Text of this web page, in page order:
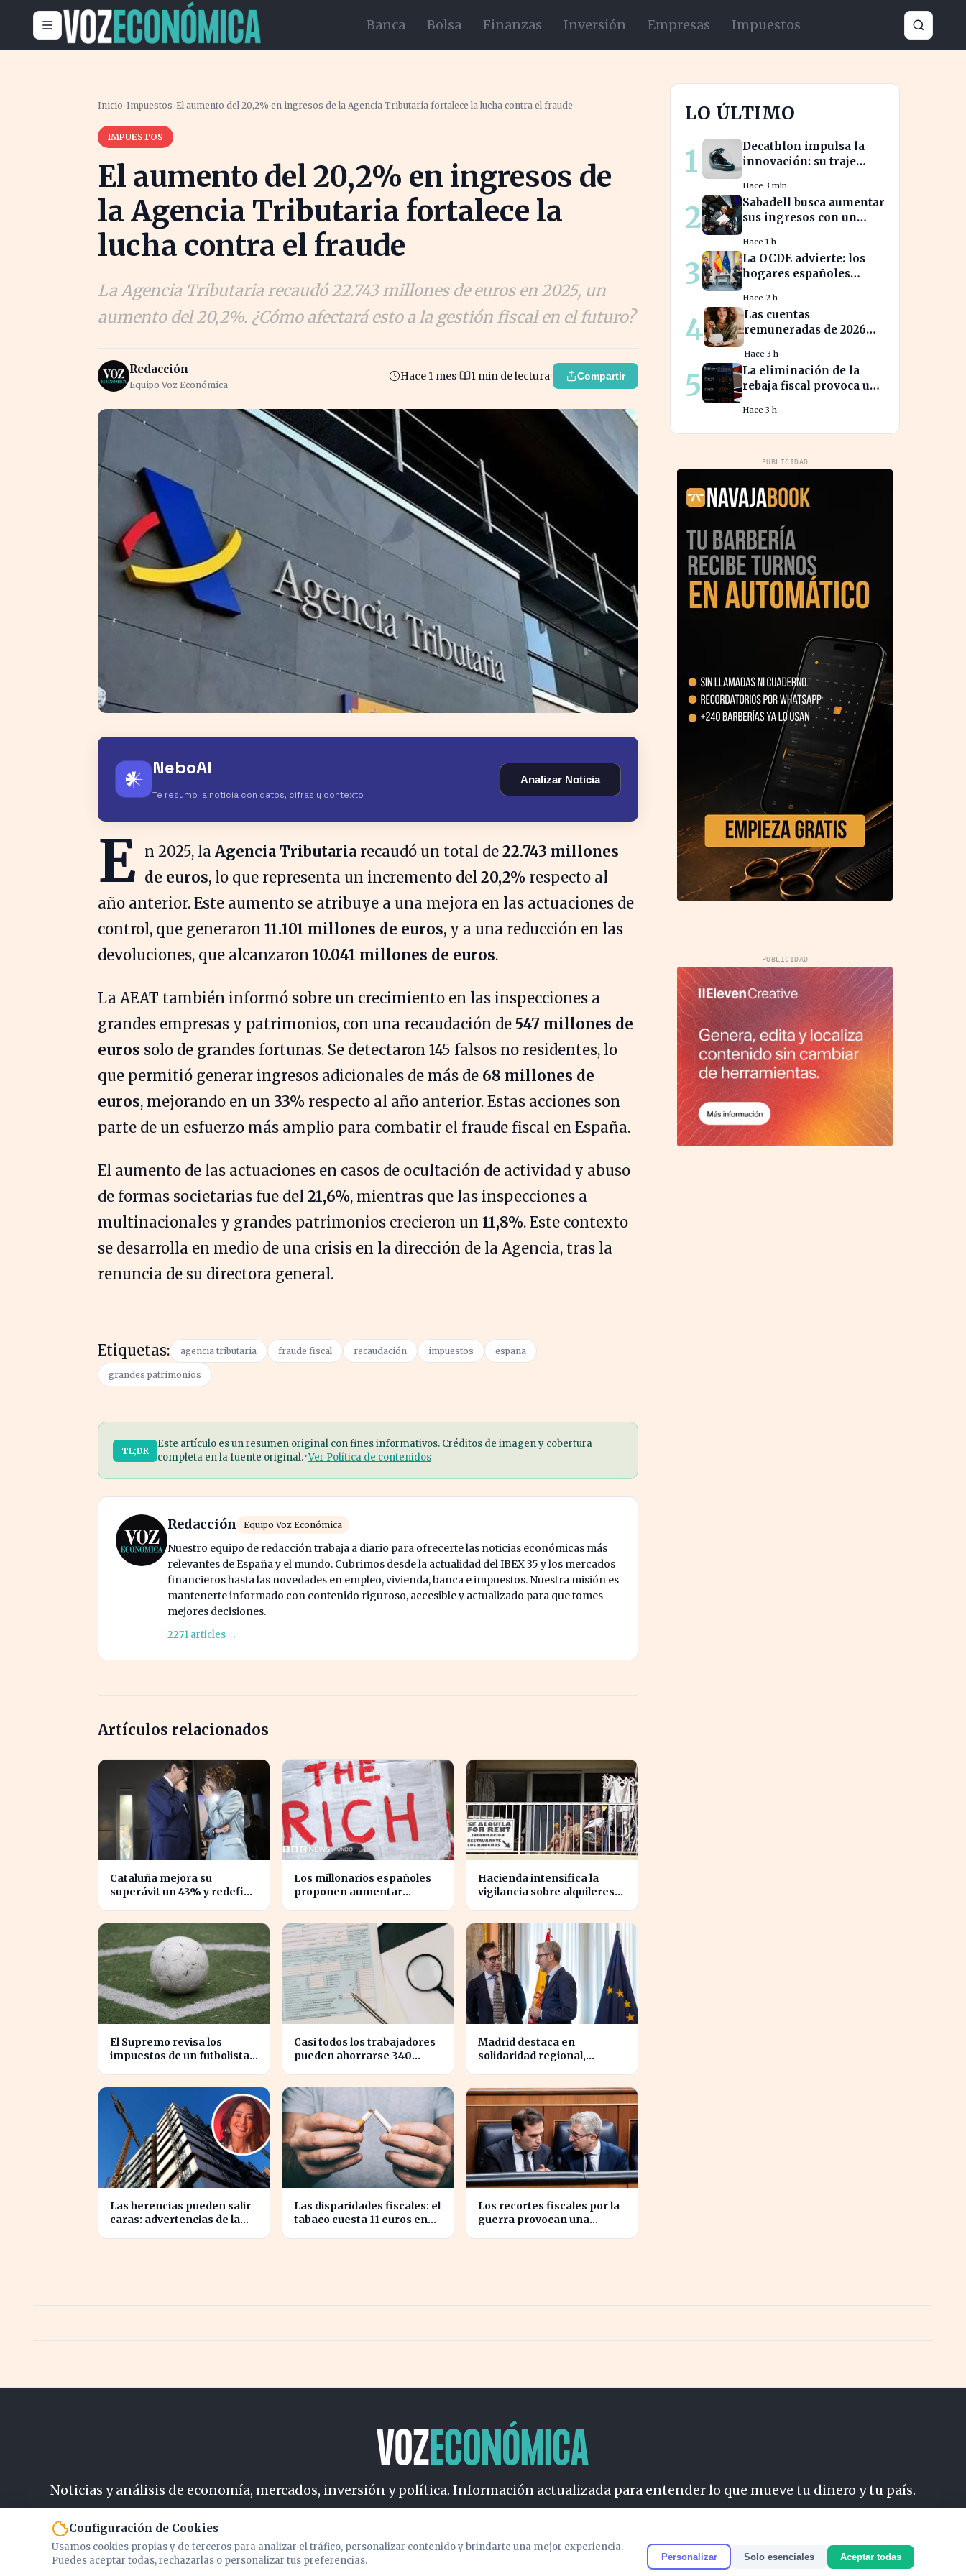
Banca Bolsa Finanzas Inversión Empresas Impuestos
Inicio ›Impuestos ›El aumento del 20,2% en ingresos de la Agencia Tributaria fortalece la lucha contra el fraude
IMPUESTOS
El aumento del 20,2% en ingresos de
la Agencia Tributaria fortalece la
lucha contra el fraude
La Agencia Tributaria recaudó 22.743 millones de euros en 2025, un
aumento del 20,2%. ¿Cómo afectará esto a la gestión fiscal en el futuro?
Redacción
Equipo Voz Económica
Hace 1 mes 1 min de lectura Compartir
𒀭 NeboAI
Te resumo la noticia con datos, cifras y contexto
Analizar Noticia
E n 2025, la Agencia Tributaria recaudó un total de 22.743 millones
de euros, lo que representa un incremento del 20,2% respecto al
año anterior. Este aumento se atribuye a una mejora en las actuaciones de
control, que generaron 11.101 millones de euros, y a una reducción en las
devoluciones, que alcanzaron 10.041 millones de euros.
La AEAT también informó sobre un crecimiento en las inspecciones a
grandes empresas y patrimonios, con una recaudación de 547 millones de
euros solo de grandes fortunas. Se detectaron 145 falsos no residentes, lo
que permitió generar ingresos adicionales de más de 68 millones de
euros, mejorando en un 33% respecto al año anterior. Estas acciones son
parte de un esfuerzo más amplio para combatir el fraude fiscal en España.
El aumento de las actuaciones en casos de ocultación de actividad y abuso
de formas societarias fue del 21,6%, mientras que las inspecciones a
multinacionales y grandes patrimonios crecieron un 11,8%. Este contexto
se desarrolla en medio de una crisis en la dirección de la Agencia, tras la
renuncia de su directora general.
Etiquetas: agencia tributaria fraude fiscal recaudación impuestos españa
grandes patrimonios
TL;DR
Este artículo es un resumen original con fines informativos. Créditos de imagen y cobertura
completa en la fuente original. ·Ver Política de contenidos
Redacción Equipo Voz Económica
Nuestro equipo de redacción trabaja a diario para ofrecerte las noticias económicas más
relevantes de España y el mundo. Cubrimos desde la actualidad del IBEX 35 y los mercados
financieros hasta las novedades en empleo, vivienda, banca e impuestos. Nuestra misión es
mantenerte informado con contenido riguroso, accesible y actualizado para que tomes
mejores decisiones.
2271 articles →
Artículos relacionados
Cataluña mejora su
superávit un 43% y redefine
Los millonarios españoles
proponen aumentar
Hacienda intensifica la
vigilancia sobre alquileres
El Supremo revisa los
impuestos de un futbolista
Casi todos los trabajadores
pueden ahorrarse 340
Madrid destaca en
solidaridad regional,
Las herencias pueden salir
caras: advertencias de la
Las disparidades fiscales: el
tabaco cuesta 11 euros en
Los recortes fiscales por la
guerra provocan una
LO ÚLTIMO
1
Decathlon impulsa la
innovación: su traje
promete revolucionar la
industria
Hace 3 min
2
Sabadell busca aumentar
sus ingresos con un
Armengol
Hace 1 h
3
La OCDE advierte: los
hogares españoles
caída de ingresos en
tres años
Hace 2 h
4
Las cuentas
remuneradas de 2026
TIN: ¿estás
aprovechando tu
dinero?
Hace 3 h
5
La eliminación de la
rebaja fiscal provoca un
precios de carburante
este verano
Hace 3 h
PUBLICIDAD
PUBLICIDAD
Noticias y análisis de economía, mercados, inversión y política. Información actualizada para entender lo que mueve tu dinero y tu país.
Configuración de Cookies
Usamos cookies propias y de terceros para analizar el tráfico, personalizar contenido y brindarte una mejor experiencia.
Puedes aceptar todas, rechazarlas o personalizar tus preferencias.
Personalizar Solo esenciales Aceptar todas